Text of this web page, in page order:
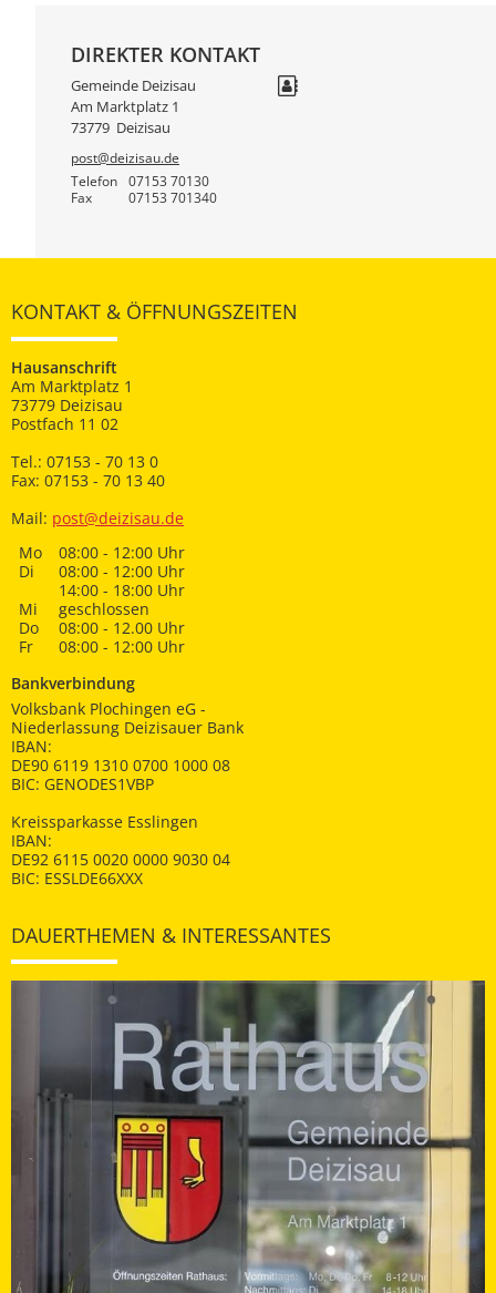
DIREKTER KONTAKT
Gemeinde Deizisau
Am Marktplatz 1
73779 Deizisau
post@deizisau.de
Telefon
07153 70130
Fax 07153 701340
KONTAKT & ÖFFNUNGSZEITEN
Hausanschrift
Am Marktplatz 1
73779 Deizisau
Postfach 11 02
Tel.: 07153 - 70 13 0
Fax: 07153 - 70 13 40
Mail: post@deizisau.de
Mo
08:00 - 12:00 Uhr
Di
08:00 - 12:00 Uhr
14:00 - 18:00 Uhr
Mi
geschlossen
Do
08:00 - 12.00 Uhr
Fr
08:00 - 12:00 Uhr
Bankverbindung
Volksbank Plochingen eG -
Niederlassung Deizisauer Bank
IBAN:
DE90 6119 1310 0700 1000 08
BIC: GENODES1VBP
Kreissparkasse Esslingen
IBAN:
DE92 6115 0020 0000 9030 04
BIC: ESSLDE66XXX
DAUERTHEMEN & INTERESSANTES